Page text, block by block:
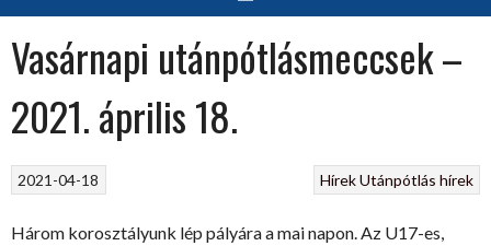
Vasárnapi utánpótlásmeccsek –
2021. április 18.
HírekUtánpótlás hírek
2021-04-18
Három korosztályunk lép pályára a mai napon. Az U17-es,